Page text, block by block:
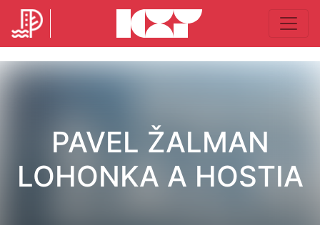
PAVEL ŽALMAN
LOHONKA A HOSTIA